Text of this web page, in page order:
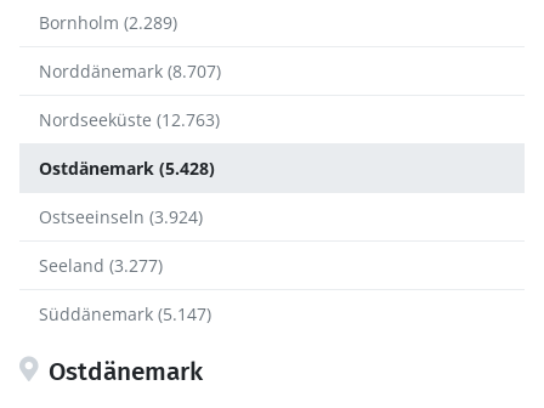
Bornholm (2.289)
Norddänemark (8.707)
Nordseeküste (12.763)
Ostdänemark (5.428)
Ostseeinseln (3.924)
Seeland (3.277)
Süddänemark (5.147)
Ostdänemark